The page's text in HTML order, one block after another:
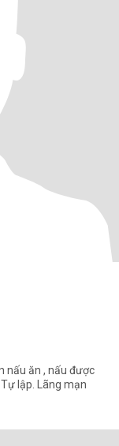
nấu ăn , nấu được
lập. Lãng mạn